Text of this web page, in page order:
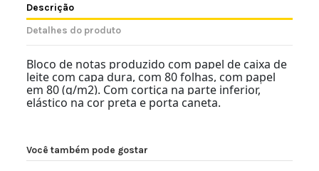
Descrição
Detalhes do produto
Bloco de notas produzido com papel de caixa de
leite com capa dura, com 80 folhas, com papel
em 80 (g/m2). Com cortiça na parte inferior,
elástico na cor preta e porta caneta.
Você também pode gostar